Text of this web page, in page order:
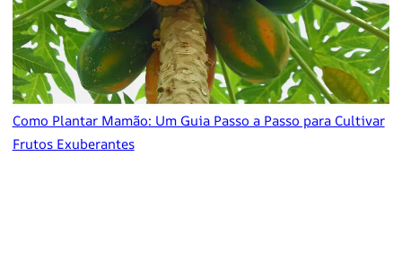
Como Plantar Mamão: Um Guia Passo a Passo para Cultivar
Frutos Exuberantes